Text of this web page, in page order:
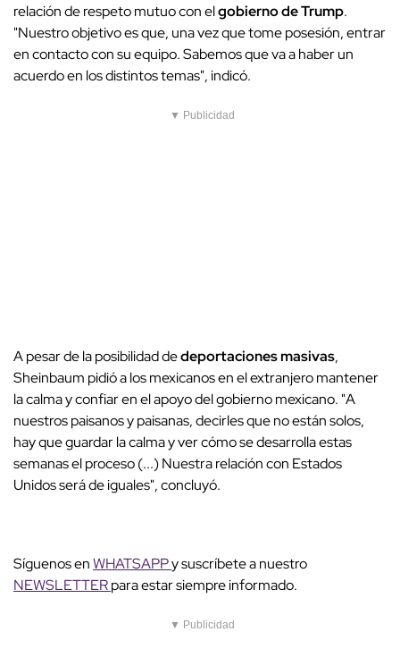
relación de respeto mutuo con elgobierno de Trump.
"Nuestro objetivo es que, una vez que tome posesión, entrar
en contacto con su equipo. Sabemos que va a haber un
acuerdo en los distintos temas", indicó.
▼ Publicidad
A pesar de la posibilidad dedeportaciones masivas,
Sheinbaum pidió a los mexicanos en el extranjero mantener
la calma y confiar en el apoyo del gobierno mexicano. "A
nuestros paisanos y paisanas, decirles que no están solos,
hay que guardar la calma y ver cómo se desarrolla estas
semanas el proceso (...) Nuestra relación con Estados
Unidos será de iguales", concluyó.
Síguenos enWHATSAPPy suscríbete a nuestro
NEWSLETTERpara estar siempre informado.
▼ Publicidad